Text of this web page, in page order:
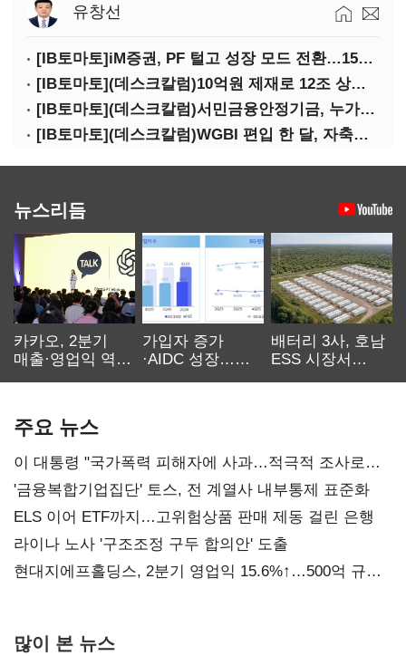
유창선
[IB토마토]iM증권, PF 털고 성장 모드 전환…1500억 실탄 확보
[IB토마토](데스크칼럼)10억원 제재로 12조 상장을 막겠다는 착각
[IB토마토](데스크칼럼)서민금융안정기금, 누가 손실을 떠안을 것인가
[IB토마토](데스크칼럼)WGBI 편입 한 달, 자축보다 관리가 먼저다
뉴스리듬
카카오, 2분기
매출·영업익 역대
가입자 증가
·AIDC 성장…
배터리 3사, 호남
ESS 시장서
주요 뉴스
이 대통령 "국가폭력 피해자에 사과…적극적 조사로
진실 밝혀야"
'금융복합기업집단' 토스, 전 계열사 내부통제 표준화
ELS 이어 ETF까지…고위험상품 판매 제동 걸린 은행
라이나 노사 '구조조정 구두 합의안' 도출
현대지에프홀딩스, 2분기 영업익 15.6%↑…500억 규모
많이 본 뉴스